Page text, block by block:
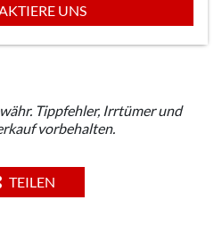
UNS
Tippfehler, Irrtümer und
vorbehalten.
TEILEN